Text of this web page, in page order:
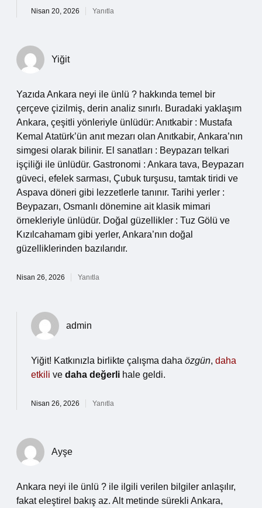
Nisan 20, 2026 Yanıtla
Yiğit
Yazıda Ankara neyi ile ünlü ? hakkında temel bir
çerçeve çizilmiş, derin analiz sınırlı. Buradaki yaklaşım
Ankara, çeşitli yönleriyle ünlüdür: Anıtkabir : Mustafa
Kemal Atatürk’ün anıt mezarı olan Anıtkabir, Ankara’nın
simgesi olarak bilinir. El sanatları : Beypazarı telkari
işçiliği ile ünlüdür. Gastronomi : Ankara tava, Beypazarı
güveci, efelek sarması, Çubuk turşusu, tamtak tiridi ve
Aspava döneri gibi lezzetlerle tanınır. Tarihi yerler :
Beypazarı, Osmanlı dönemine ait klasik mimari
örnekleriyle ünlüdür. Doğal güzellikler : Tuz Gölü ve
Kızılcahamam gibi yerler, Ankara’nın doğal
güzelliklerinden bazılarıdır.
Nisan 26, 2026 Yanıtla
admin
Yiğit! Katkınızla birlikte çalışma daha özgün, daha
etkili ve daha değerli hale geldi.
Nisan 26, 2026 Yanıtla
Ayşe
Ankara neyi ile ünlü ? ile ilgili verilen bilgiler anlaşılır,
fakat eleştirel bakış az. Alt metinde sürekli Ankara,